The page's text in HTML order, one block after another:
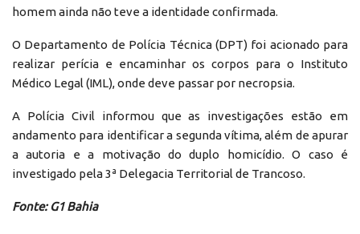
homem ainda não teve a identidade confirmada.
O Departamento de Polícia Técnica (DPT) foi acionado para
realizar perícia e encaminhar os corpos para o Instituto
Médico Legal (IML), onde deve passar por necropsia.
A Polícia Civil informou que as investigações estão em
andamento para identificar a segunda vítima, além de apurar
a autoria e a motivação do duplo homicídio. O caso é
investigado pela 3ª Delegacia Territorial de Trancoso.
Fonte: G1 Bahia